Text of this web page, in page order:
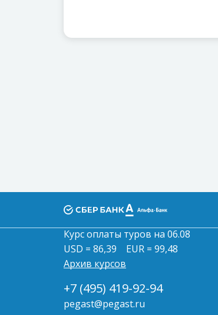
Курс оплаты туров на 06.08
USD = 86,39
EUR = 99,48
Архив курсов
+7 (495) 419-92-94
pegast@pegast.ru